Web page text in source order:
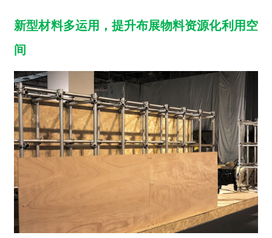
新型材料多运用，提升布展物料资源化利用空
间